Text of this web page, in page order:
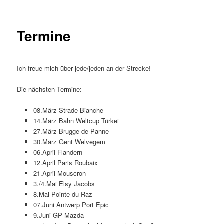
Termine
Ich freue mich über jede/jeden an der Strecke!
Die nächsten Termine:
08.März Strade Bianche
14.März Bahn Weltcup Türkei
27.März Brugge de Panne
30.März Gent Welvegem
06.April Flandern
12.April Paris Roubaix
21.April Mouscron
3./4.Mai Elsy Jacobs
8.Mai Pointe du Raz
07.Juni Antwerp Port Epic
9.Juni GP Mazda